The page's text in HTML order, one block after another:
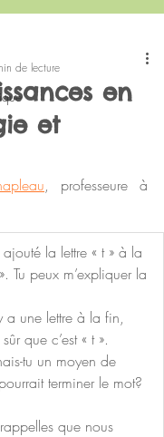
en
et
de lecture
, professeure à
ajouté la lettre « t » à la
Tu peux m’expliquer la
a une lettre à la fin,
que c’est « t ».
tu un moyen de
terminer le mot?
que nous